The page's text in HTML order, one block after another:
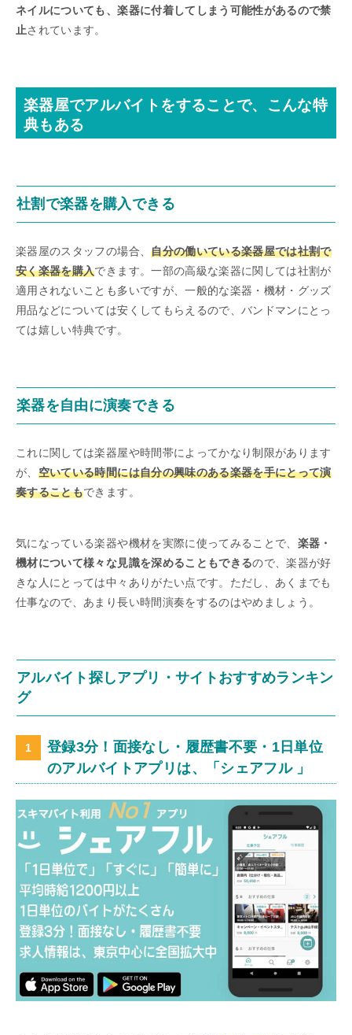
ネイルについても、楽器に付着してしまう可能性があるので禁
止されています。
楽器屋でアルバイトをすることで、こんな特
典もある
社割で楽器を購入できる
楽器屋のスタッフの場合、自分の働いている楽器屋では社割で
安く楽器を購入できます。一部の高級な楽器に関しては社割が
適用されないことも多いですが、一般的な楽器・機材・グッズ
用品などについては安くしてもらえるので、バンドマンにとっ
ては嬉しい特典です。
楽器を自由に演奏できる
これに関しては楽器屋や時間帯によってかなり制限があります
が、 空いている時間には自分の興味のある楽器を手にとって演
奏することもできます。
気になっている楽器や機材を実際に使ってみることで、 楽器・
機材について様々な見識を深めることもできるので、楽器が好
きな人にとっては中々ありがたい点です。ただし、あくまでも
仕事なので、あまり長い時間演奏をするのはやめましょう。
アルバイト探しアプリ・サイトおすすめランキン
グ
登録3分！面接なし・履歴書不要・1日単位
のアルバイトアプリは、「シェアフル 」